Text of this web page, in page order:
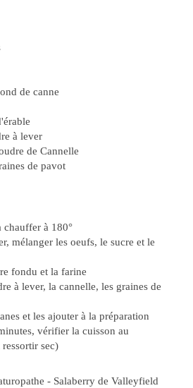
de canne
à lever
de Cannelle
de pavot
chauffer à 180°
mélanger les oeufs, le sucre et le
fondu et la farine
à lever, la cannelle, les graines de
et les ajouter à la préparation
vérifier la cuisson au
sec)
- Salaberry de Valleyfield